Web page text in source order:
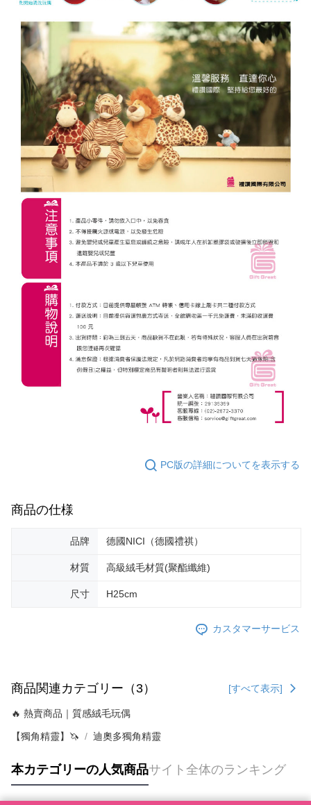
PC版の詳細についてを表示する
商品の仕様
品牌 德國NICI（德國禮祺）
材質 高級絨毛材質(聚酯纖維)
尺寸 H25cm
カスタマーサービス
商品関連カテゴリー（3） [すべて表示]
🔥 熱賣商品｜質感絨毛玩偶
【獨角精靈】🦄 迪奧多獨角精靈
本カテゴリーの人気商品サイト全体のランキング